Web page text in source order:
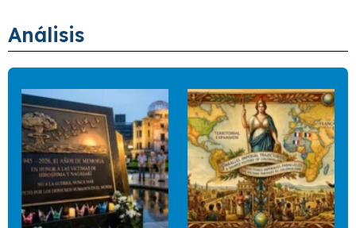
Análisis